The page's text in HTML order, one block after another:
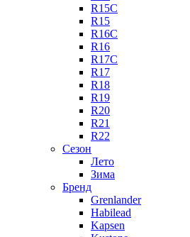
R15C
R15
R16C
R16
R17C
R17
R18
R19
R20
R21
R22
Сезон
Лето
Зима
Бренд
Grenlander
Habilead
Kapsen